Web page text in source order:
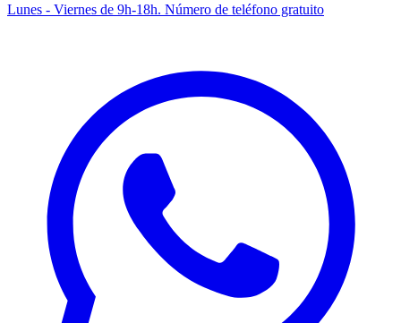
Lunes - Viernes de 9h-18h. Número de teléfono gratuito